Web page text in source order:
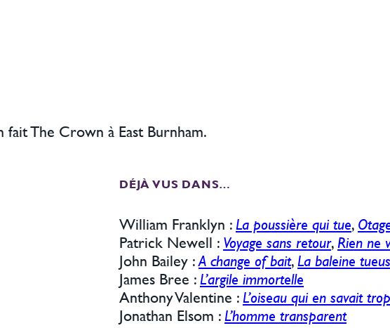
The Crown à East Burnham.
DÉJÀ VUS DANS…
William Franklyn :La poussière qui tue,
Patrick Newell :Voyage sans retour,Rien ne
John Bailey :A change of bait,La baleine
James Bree :L’argile immortelle
Anthony Valentine :L’oiseau qui en savait trop
Jonathan Elsom :L’homme transparent